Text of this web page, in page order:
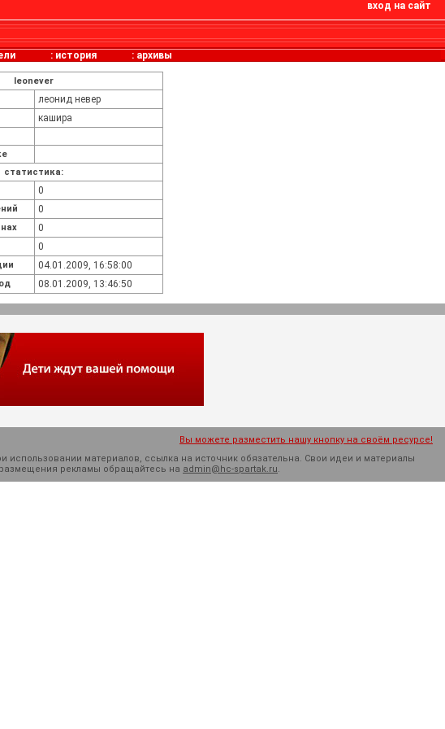
вход на сайт
: история : архивы
leonever
леонид невер
кашира
статистика:
0
0
0
0
04.01.2009, 16:58:00
08.01.2009, 13:46:50
Вы можете разместить нашу кнопку на своём ресурсе!
материалов, ссылка на источник обязательна. Cвои идеи и материалы
рекламы обращайтесь на admin@hc-spartak.ru.